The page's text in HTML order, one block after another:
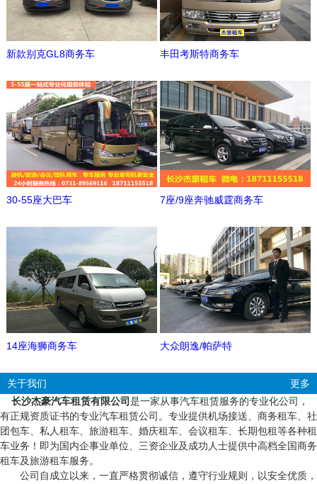
新款别克GL8商务车 丰田考斯特商务车
30-55座大巴车 7座/9座奔驰威霆商务车
14座海狮商务车 大众朗逸/帕萨特
关于我们
更多
长沙杰豪汽车租赁有限公司是一家从事汽车租赁服务的专业化公司，
有正规资质证书的专业汽车租赁公司。专业提供机场接送、商务租车、社
团包车、私人租车、旅游租车、婚庆租车、会议租车、长期包租等各种租
车业务！即为国内企事业单位、三资企业及成功人士提供中高档全国商务
租车及旅游租车服务。
公司自成立以来，一直严格贯彻诚信，遵守行业规则，以安全优质，